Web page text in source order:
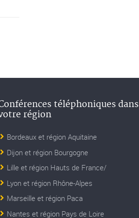
téléphoniques dans
région
Bordeaux et région Aquitaine
Dijon et région Bourgogne
Lille et région Hauts de France/
Lyon et région Rhône-Alpes
Marseille et région Paca
Nantes et région Pays de Loire